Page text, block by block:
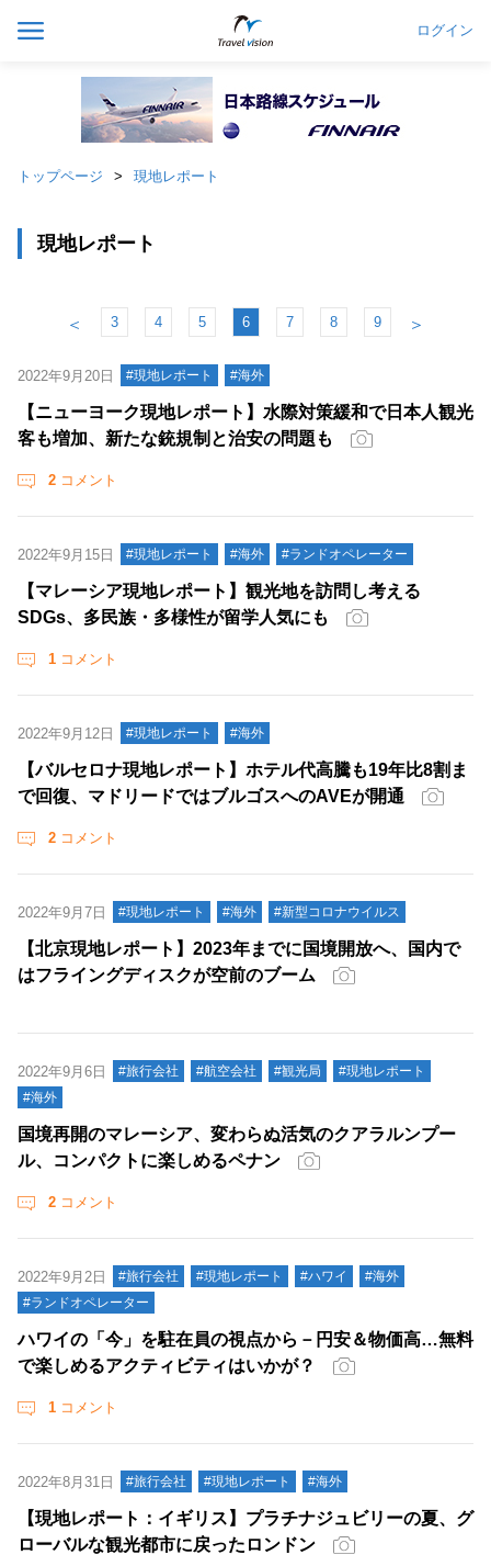
ログイン
トップページ 現地レポート
現地レポート
＜ 3 4 5 6 7 8 9 ＞
2022年9月20日 #現地レポート #海外
【ニューヨーク現地レポート】水際対策緩和で日本人観光
客も増加、新たな銃規制と治安の問題も
2 コメント
2022年9月15日 #現地レポート #海外 #ランドオペレーター
【マレーシア現地レポート】観光地を訪問し考える
SDGs、多民族・多様性が留学人気にも
1 コメント
2022年9月12日 #現地レポート #海外
【バルセロナ現地レポート】ホテル代高騰も19年比8割ま
で回復、マドリードではブルゴスへのAVEが開通
2 コメント
2022年9月7日 #現地レポート #海外 #新型コロナウイルス
【北京現地レポート】2023年までに国境開放へ、国内で
はフライングディスクが空前のブーム
2022年9月6日 #旅行会社 #航空会社 #観光局
#現地レポート
#海外
国境再開のマレーシア、変わらぬ活気のクアラルンプー
ル、コンパクトに楽しめるペナン
2 コメント
2022年9月2日 #旅行会社 #現地レポート #ハワイ
#海外
#ランドオペレーター
ハワイの「今」を駐在員の視点から－円安＆物価高…無料
で楽しめるアクティビティはいかが？
1 コメント
2022年8月31日 #旅行会社 #現地レポート #海外
【現地レポート：イギリス】プラチナジュビリーの夏、グ
ローバルな観光都市に戻ったロンドン